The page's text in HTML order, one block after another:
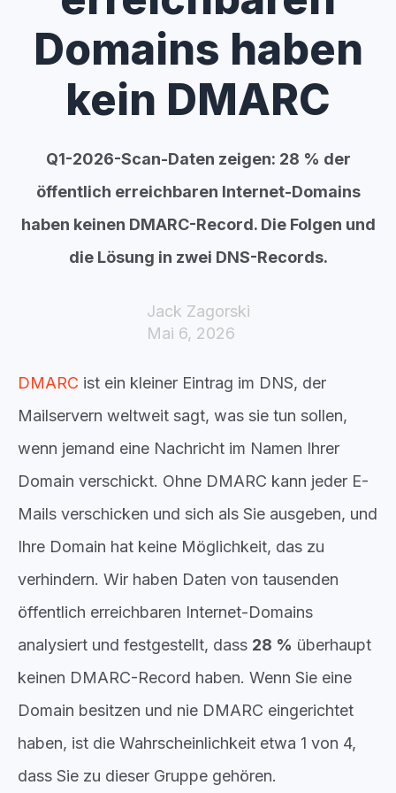
Domains haben
kein DMARC
Q1-2026-Scan-Daten zeigen: 28 % der
öffentlich erreichbaren Internet-Domains
haben keinen DMARC-Record. Die Folgen und
die Lösung in zwei DNS-Records.
Jack Zagorski
Mai 6, 2026
DMARC ist ein kleiner Eintrag im DNS, der
Mailservern weltweit sagt, was sie tun sollen,
wenn jemand eine Nachricht im Namen Ihrer
Domain verschickt. Ohne DMARC kann jeder E-
Mails verschicken und sich als Sie ausgeben, und
Ihre Domain hat keine Möglichkeit, das zu
verhindern. Wir haben Daten von tausenden
öffentlich erreichbaren Internet-Domains
analysiert und festgestellt, dass 28 % überhaupt
keinen DMARC-Record haben. Wenn Sie eine
Domain besitzen und nie DMARC eingerichtet
haben, ist die Wahrscheinlichkeit etwa 1 von 4,
dass Sie zu dieser Gruppe gehören.